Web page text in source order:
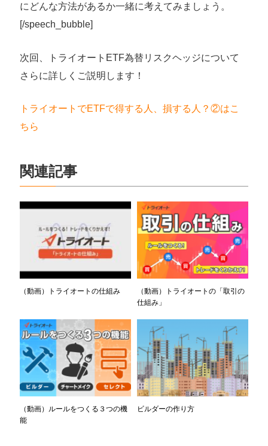
にどんな方法があるか一緒に考えてみましょう。
[/speech_bubble]
次回、トライオートETF為替リスクヘッジについて
さらに詳しくご説明します！
トライオートでETFで得する人、損する人？②はこ
ちら
関連記事
（動画）トライオートの仕組み
（動画）トライオートの「取引の
仕組み」
（動画）ルールをつくる３つの機
能
ビルダーの作り方